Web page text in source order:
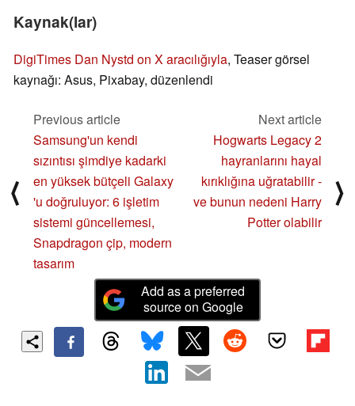
Kaynak(lar)
DigiTimes Dan Nystd on X aracılığıyla, Teaser görsel
kaynağı: Asus, Pixabay, düzenlendi
⟨
Previous article
Samsung'un kendi
sızıntısı şimdiye kadarki
en yüksek bütçeli Galaxy
'u doğruluyor: 6 işletim
sistemi güncellemesi,
Snapdragon çip, modern
tasarım
Next article
Hogwarts Legacy 2
hayranlarını hayal
kırıklığına uğratabilir -
ve bunun nedeni Harry
Potter olabilir
⟩
Add as a preferred
source on Google